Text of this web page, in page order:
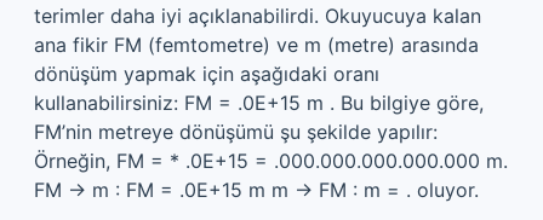
terimler daha iyi açıklanabilirdi. Okuyucuya kalan
ana fikir FM (femtometre) ve m (metre) arasında
dönüşüm yapmak için aşağıdaki oranı
kullanabilirsiniz: FM = .0E+15 m . Bu bilgiye göre,
FM’nin metreye dönüşümü şu şekilde yapılır:
Örneğin, FM = * .0E+15 = .000.000.000.000.000 m.
FM → m : FM = .0E+15 m m → FM : m = . oluyor.